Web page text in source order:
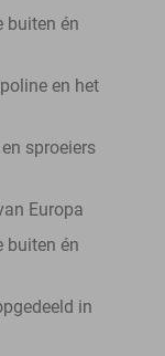
buiten én
en het
sproeiers
Europa
buiten én
in